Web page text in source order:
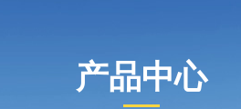
产品中心